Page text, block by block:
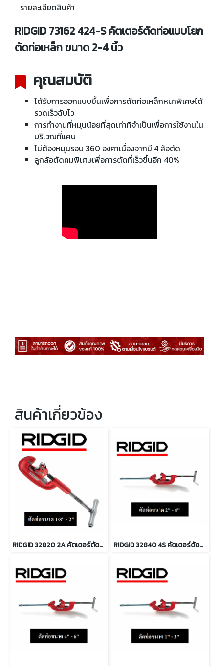
รายละเอียดสินค้า
RIDGID 73162 424-S คัตเตอร์ตัดท่อแบบโยก
ตัดท่อเหล็ก ขนาด 2-4 นิ้ว
คุณสมบัติ
ได้รับการออกแบบขึ้นเพื่อการตัดท่อเหล็กหนาพิเศษได้
รวดเร็วฉับไว
การทำงานที่หมุนน้อยที่สุดเท่าที่จำเป็นเพื่อการใช้งานใน
บริเวณที่แคบ
ไม่ต้องหมุนรอบ 360 องศาเนื่องจากมี 4 ล้อตัด
ลูกล้อตัดคมพิเศษเพื่อการตัดที่เร็วขึ้นอีก 40%
สินค้าเกี่ยวข้อง
RIDGID 32820 2A คัตเตอร์ตัดท่อ งานหนัก ตัดท่อขนาด 1/8" - 2" RIDGID 32840 4S คัตเตอร์ตัดท่อสำหรับงานหนัก ตัดท่อ 2 - 4นิ้ว